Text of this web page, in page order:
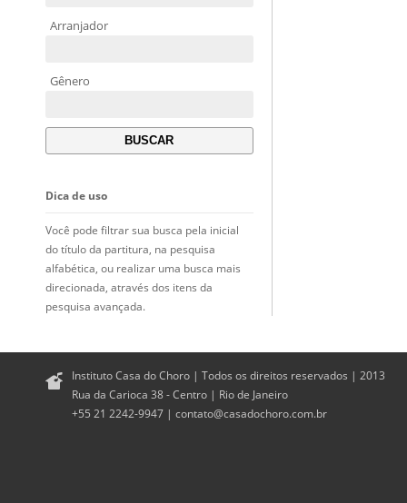
Arranjador
Gênero
Dica de uso
Você pode filtrar sua busca pela inicial
do título da partitura, na pesquisa
alfabética, ou realizar uma busca mais
direcionada, através dos itens da
pesquisa avançada.
Instituto Casa do Choro | Todos os direitos reservados | 2013
Rua da Carioca 38 - Centro | Rio de Janeiro
+55 21 2242-9947 | contato@casadochoro.com.br